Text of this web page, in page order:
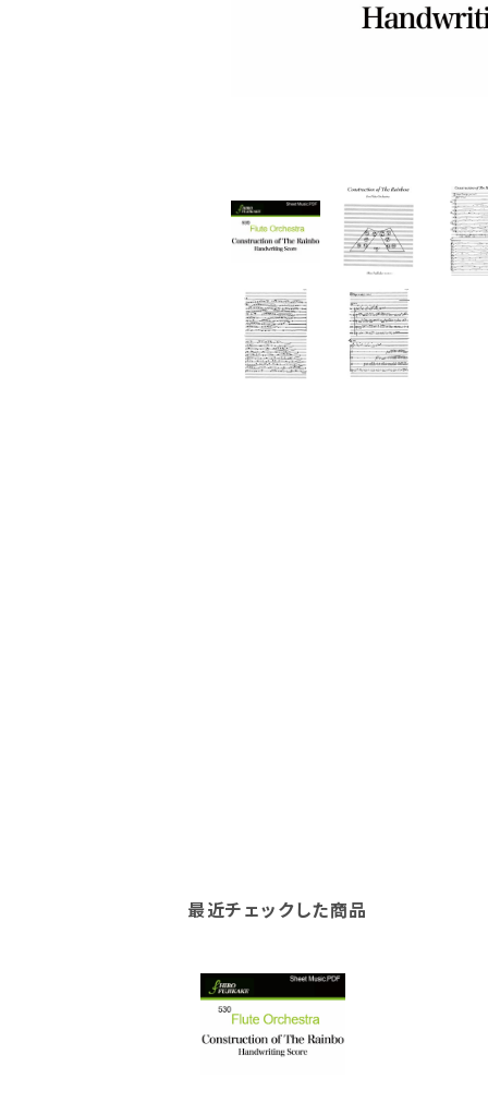
最近チェックした商品